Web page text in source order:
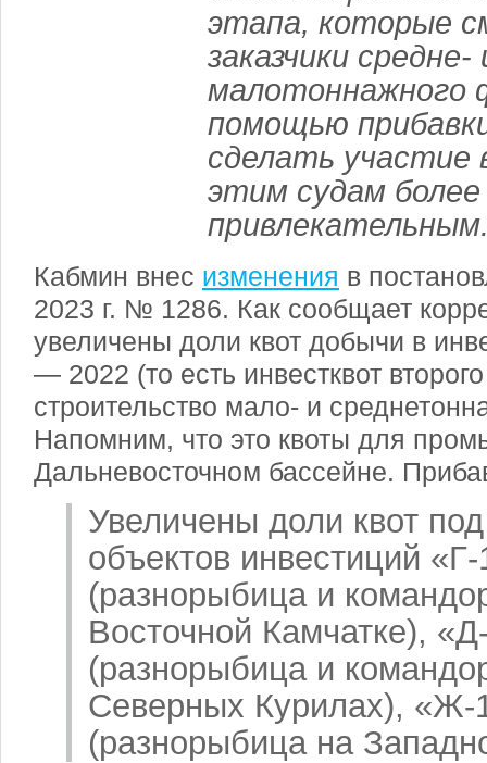
этапа, которые
заказчики средне-
малотоннажного
помощью
сделать участие
этим судам более
Кабмин внес изменения в
2023 г. № 1286. Как сообщает
увеличены доли квот добычи в
— 2022 (то есть инвестквот
строительство мало- и
Напомним, что это квоты для
Дальневосточном бассейне.
Увеличены доли квот
объектов инвестиций
(разнорыбица и
Восточной Камчатке),
(разнорыбица и
Северных Курилах),
(разнорыбица на